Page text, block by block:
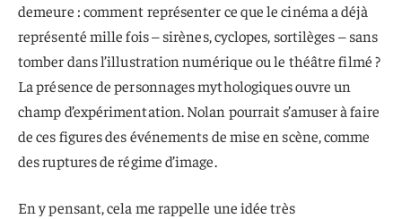
demeure : comment représenter ce que le cinéma a déjà
représenté mille fois – sirènes, cyclopes, sortilèges – sans
tomber dans l’illustration numérique ou le théâtre filmé ?
La présence de personnages mythologiques ouvre un
champ d’expérimentation. Nolan pourrait s’amuser à faire
de ces figures des événements de mise en scène, comme
des ruptures de régime d’image.
En y pensant, cela me rappelle une idée très